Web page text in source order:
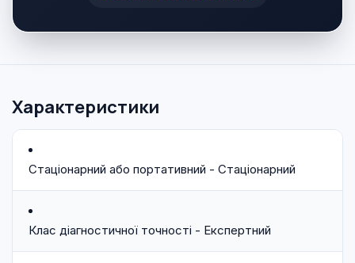
Характеристики
Стаціонарний або портативний - Стаціонарний
Клас діагностичної точності - Експертний